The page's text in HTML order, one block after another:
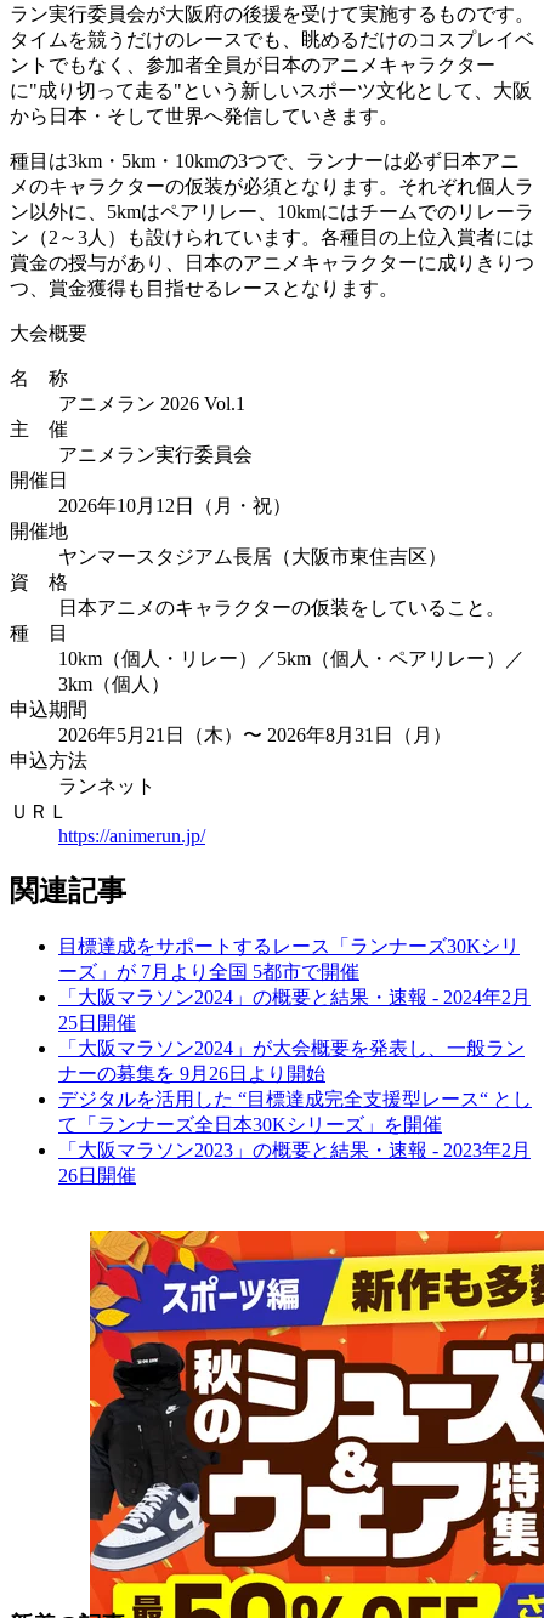
ラン実行委員会が大阪府の後援を受けて実施するものです。
タイムを競うだけのレースでも、眺めるだけのコスプレイベ
ントでもなく、参加者全員が日本のアニメキャラクター
に"成り切って走る"という新しいスポーツ文化として、大阪
から日本・そして世界へ発信していきます。
種目は3km・5km・10kmの3つで、ランナーは必ず日本アニ
メのキャラクターの仮装が必須となります。それぞれ個人ラ
ン以外に、5kmはペアリレー、10kmにはチームでのリレーラ
ン（2～3人）も設けられています。各種目の上位入賞者には
賞金の授与があり、日本のアニメキャラクターに成りきりつ
つ、賞金獲得も目指せるレースとなります。
大会概要
名 称
アニメラン 2026 Vol.1
主 催
アニメラン実行委員会
開催日
2026年10月12日（月・祝）
開催地
ヤンマースタジアム長居（大阪市東住吉区）
資 格
日本アニメのキャラクターの仮装をしていること。
種 目
10km（個人・リレー）／5km（個人・ペアリレー）／
3km（個人）
申込期間
2026年5月21日（木）〜 2026年8月31日（月）
申込方法
ランネット
ＵＲＬ
https://animerun.jp/
関連記事
目標達成をサポートするレース「ランナーズ30Kシリ
ーズ」が 7月より全国 5都市で開催
「大阪マラソン2024」の概要と結果・速報 - 2024年2月
25日開催
「大阪マラソン2024」が大会概要を発表し、一般ラン
ナーの募集を 9月26日より開始
デジタルを活用した “目標達成完全支援型レース“ とし
て「ランナーズ全日本30Kシリーズ」を開催
「大阪マラソン2023」の概要と結果・速報 - 2023年2月
26日開催